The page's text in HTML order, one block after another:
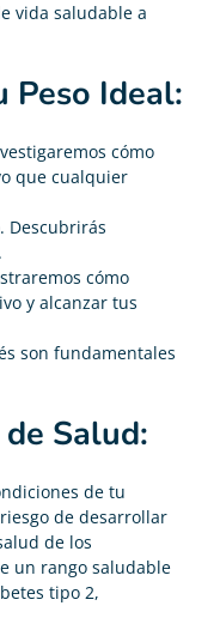
vida saludable a
Peso Ideal:
cómo
que cualquier
Descubrirás
cómo
y alcanzar tus
son fundamentales
Salud:
de tu
de desarrollar
de los
un rango saludable
tipo 2,